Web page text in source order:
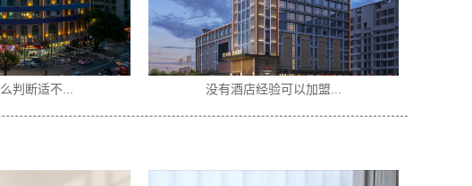
判断适不... 没有酒店经验可以加盟...